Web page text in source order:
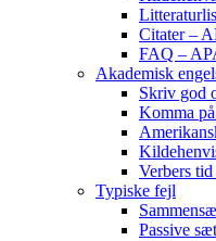
Citater –
FAQ –
Akademisk
Skriv god
Komma
Verbers
Typiske fejl
Passive